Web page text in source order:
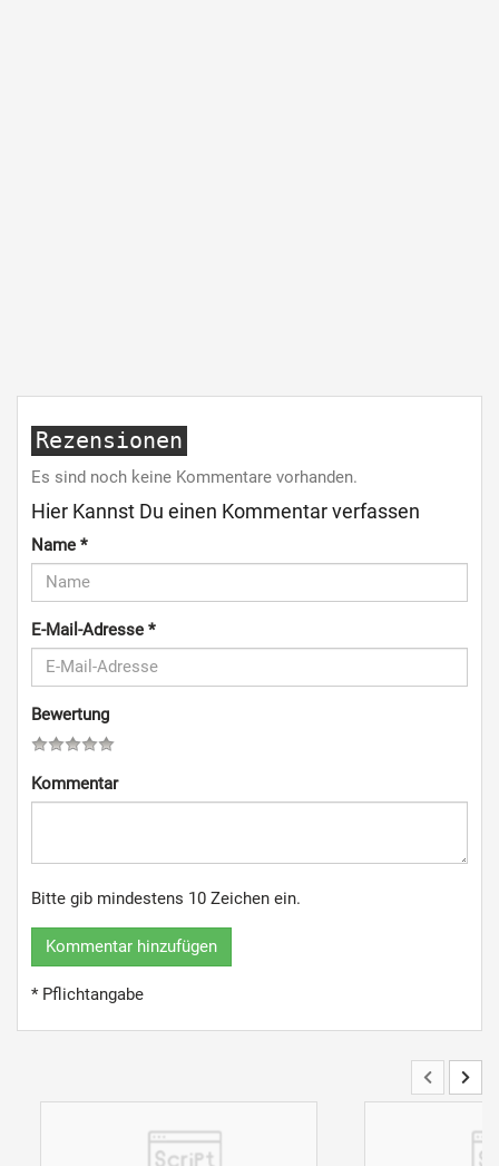
Rezensionen
Es sind noch keine Kommentare vorhanden.
Hier Kannst Du einen Kommentar verfassen
Name *
E-Mail-Adresse *
Bewertung
Kommentar
Bitte gib mindestens 10 Zeichen ein.
Kommentar hinzufügen
* Pflichtangabe